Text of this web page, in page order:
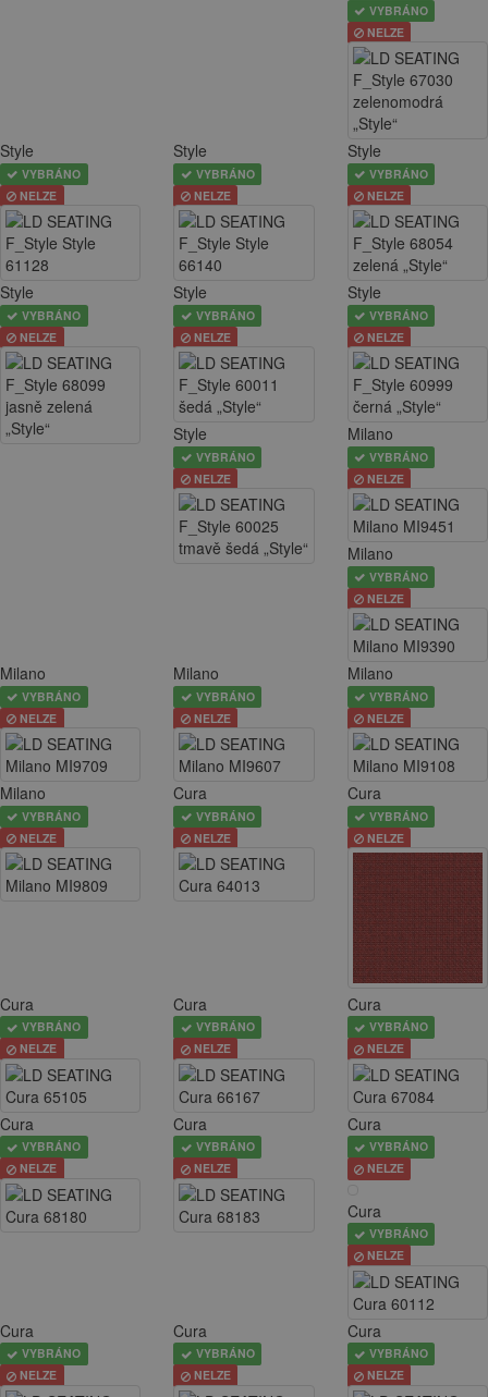
VYBRÁNO
NELZE
Style
VYBRÁNO
NELZE
Style
VYBRÁNO
NELZE
Style
VYBRÁNO
NELZE
Style
VYBRÁNO
NELZE
Style
VYBRÁNO
NELZE
Style
VYBRÁNO
NELZE
Style
VYBRÁNO
NELZE
Milano
VYBRÁNO
NELZE
Milano
VYBRÁNO
NELZE
Milano
VYBRÁNO
NELZE
Milano
VYBRÁNO
NELZE
Milano
VYBRÁNO
NELZE
Milano
VYBRÁNO
NELZE
Cura
VYBRÁNO
NELZE
Cura
VYBRÁNO
NELZE
Cura
VYBRÁNO
NELZE
Cura
VYBRÁNO
NELZE
Cura
VYBRÁNO
NELZE
Cura
VYBRÁNO
NELZE
Cura
VYBRÁNO
NELZE
Cura
VYBRÁNO
NELZE
Cura
VYBRÁNO
NELZE
Cura
VYBRÁNO
NELZE
Cura
VYBRÁNO
NELZE
Cura
VYBRÁNO
NELZE